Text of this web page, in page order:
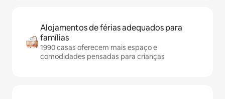
Alojamentos de férias adequados para
famílias
1990 casas oferecem mais espaço e
comodidades pensadas para crianças